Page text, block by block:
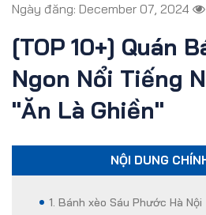
Ngày đăng: December 07, 2024
[TOP 10+] Quán
Ngon Nổi Tiếng
"Ăn Là Ghiền"
NỘI DUNG
1. Bánh xèo Sáu Phước Hà Nội